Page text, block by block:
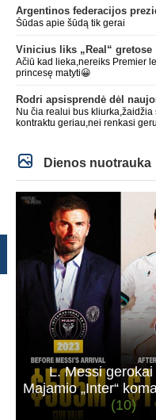
Anglijos
G. Rulli – per žingsnį
persikėlimo į
visa Julian Alvarez saga.
Šūdas apie šūdą tik gerai
Vinicius liks „Real“ gretose
Ačiū kad lieka,nereiks Premier
princesę matyti😀
Nu čia realui bus kliurka,žaidžia
kontraktu geriau,nei renkasi gerus
Dienos nuotrauka
L. Messi
Majamio „Inter“
(10)